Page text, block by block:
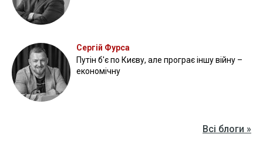
Сергій Фурса
Путін б'є по Києву, але програє іншу війну –
економічну
Всі блоги »